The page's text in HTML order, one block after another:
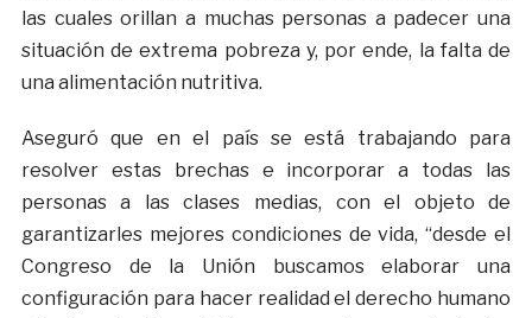
las cuales orillan a muchas personas a padecer una
situación de extrema pobreza y, por ende, la falta de
una alimentación nutritiva.
Aseguró que en el país se está trabajando para
resolver estas brechas e incorporar a todas las
personas a las clases medias, con el objeto de
garantizarles mejores condiciones de vida, “desde el
Congreso de la Unión buscamos elaborar una
configuración para hacer realidad el derecho humano